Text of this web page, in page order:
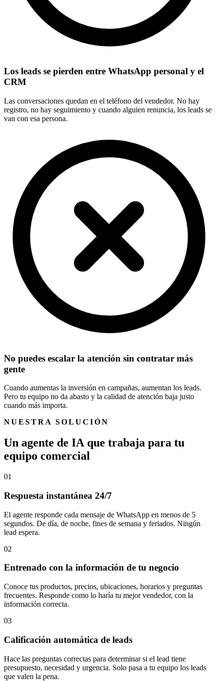
Los leads se pierden entre WhatsApp personal y el
CRM
Las conversaciones quedan en el teléfono del vendedor. No hay
registro, no hay seguimiento y cuando alguien renuncia, los leads se
van con esa persona.
No puedes escalar la atención sin contratar más
gente
Cuando aumentas la inversión en campañas, aumentan los leads.
Pero tu equipo no da abasto y la calidad de atención baja justo
cuando más importa.
NUESTRA SOLUCIÓN
Un agente de IA que trabaja para tu
equipo comercial
01
Respuesta instantánea 24/7
El agente responde cada mensaje de WhatsApp en menos de 5
segundos. De día, de noche, fines de semana y feriados. Ningún
lead espera.
02
Entrenado con la información de tu negocio
Conoce tus productos, precios, ubicaciones, horarios y preguntas
frecuentes. Responde como lo haría tu mejor vendedor, con la
información correcta.
03
Calificación automática de leads
Hace las preguntas correctas para determinar si el lead tiene
presupuesto, necesidad y urgencia. Solo pasa a tu equipo los leads
que valen la pena.